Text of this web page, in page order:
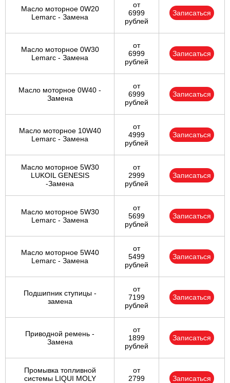
Масло моторное 0W20
Lemarc - Замена
от
6999
рублей
Записаться
Масло моторное 0W30
Lemarc - Замена
от
6999
рублей
Записаться
Масло моторное 0W40 -
Замена
от
6999
рублей
Записаться
Масло моторное 10W40
Lemarc - Замена
от
4999
рублей
Записаться
Масло моторное 5W30
LUKOIL GENESIS
-Замена
от
2999
рублей
Записаться
Масло моторное 5W30
Lemarc - Замена
от
5699
рублей
Записаться
Масло моторное 5W40
Lemarc - Замена
от
5499
рублей
Записаться
Подшипник ступицы -
замена
от
7199
рублей
Записаться
Приводной ремень -
Замена
от
1899
рублей
Записаться
Промывка топливной
системы LIQUI MOLY
от
2799
Записаться